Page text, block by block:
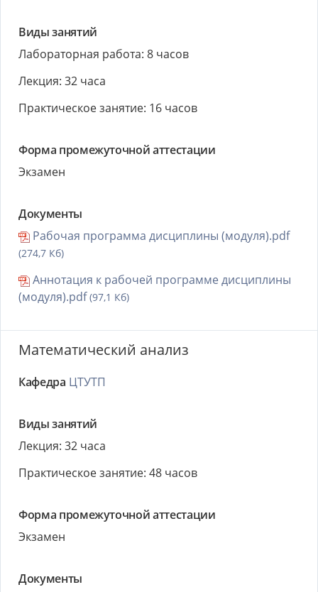
Виды занятий
Лабораторная работа: 8 часов
Лекция: 32 часа
Практическое занятие: 16 часов
Форма промежуточной аттестации
Экзамен
Документы
Рабочая программа дисциплины (модуля).pdf
(274,7 Кб)
Аннотация к рабочей программе дисциплины
(модуля).pdf(97,1 Кб)
Математический анализ
Кафедра ЦТУТП
Виды занятий
Лекция: 32 часа
Практическое занятие: 48 часов
Форма промежуточной аттестации
Экзамен
Документы